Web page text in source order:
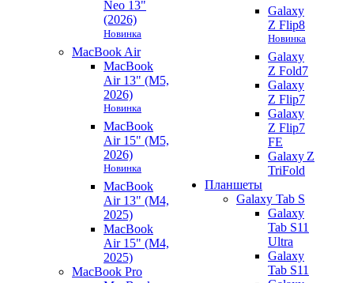
Neo 13"
(2026)
Новинка
MacBook Air
MacBook
Air 13" (M5,
2026)
Новинка
MacBook
Air 15" (M5,
2026)
Новинка
MacBook
Air 13" (M4,
2025)
MacBook
Air 15" (M4,
2025)
MacBook Pro
Galaxy
Z Flip8
Новинка
Galaxy
Z Fold7
Galaxy
Z Flip7
Galaxy
Z Flip7
FE
Galaxy Z
TriFold
Планшеты
Galaxy Tab S
Galaxy
Tab S11
Ultra
Galaxy
Tab S11